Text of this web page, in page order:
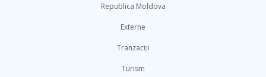
Republica Moldova
Externe
Tranzacții
Turism